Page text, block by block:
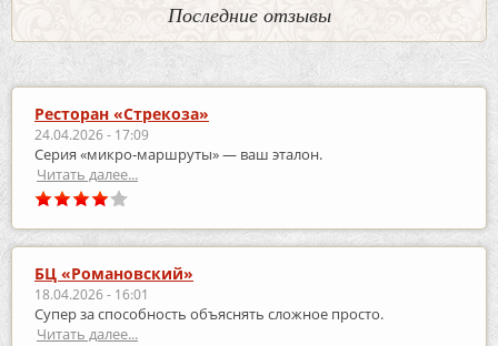
Последние отзывы
Ресторан «Стрекоза»
24.04.2026 - 17:09
Серия «микро‑маршруты» — ваш эталон.
Читать далее...
БЦ «Романовский»
18.04.2026 - 16:01
Супер за способность объяснять сложное просто.
Читать далее...